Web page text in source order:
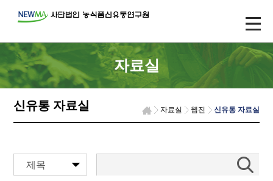
자료실
신유통 자료실 자료실 웹진 신유통 자료실
제목